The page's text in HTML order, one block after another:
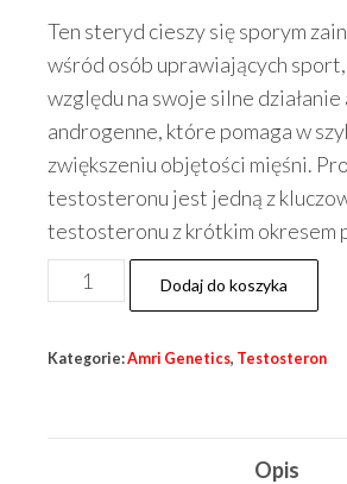
cena
wynosiła:
zł90.00.
cena
wynosi:
zł60.00.
Ten steryd cieszy się sporym
wśród osób uprawiających sport,
względu na swoje silne
androgenne, które pomaga w
zwiększeniu objętości mięśni.
testosteronu jest jedną z
testosteronu z krótkim okresem
ilość
Propionat
Propionate
Dodaj do koszyka
Kategorie:Amri Genetics, Testosteron
Opis